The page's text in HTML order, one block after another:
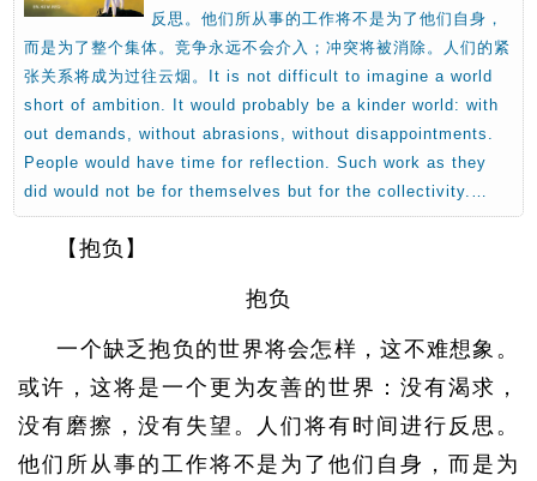
反思。他们所从事的工作将不是为了他们自身，
而是为了整个集体。竞争永远不会介入；冲突将被消除。人们的紧
张关系将成为过往云烟。It is not difficult to imagine a world
short of ambition. It would probably be a kinder world: with
out demands, without abrasions, without disappointments.
People would have time for reflection. Such work as they
did would not be for themselves but for the collectivity.…
【抱负】
抱负
一个缺乏抱负的世界将会怎样，这不难想象。
或许，这将是一个更为友善的世界：没有渴求，
没有磨擦，没有失望。人们将有时间进行反思。
他们所从事的工作将不是为了他们自身，而是为